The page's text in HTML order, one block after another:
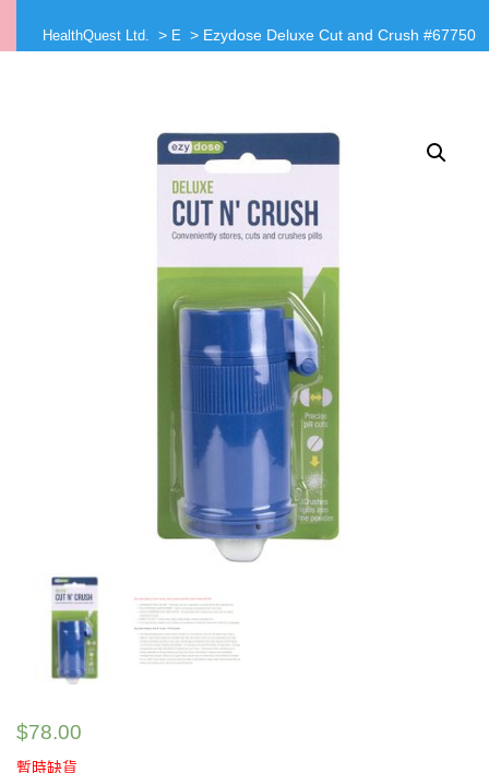
HealthQuest Ltd. > E > Ezydose Deluxe Cut and Crush #67750
$78.00
暫時缺貨